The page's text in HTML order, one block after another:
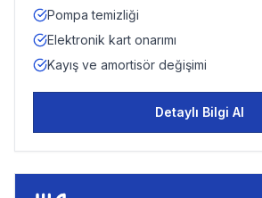
Pompa temizliği
Elektronik kart onarımı
Kayış ve amortisör değişimi
Detaylı Bilgi Al